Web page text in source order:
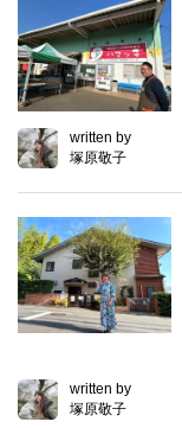
written by
塚原敬子
written by
塚原敬子